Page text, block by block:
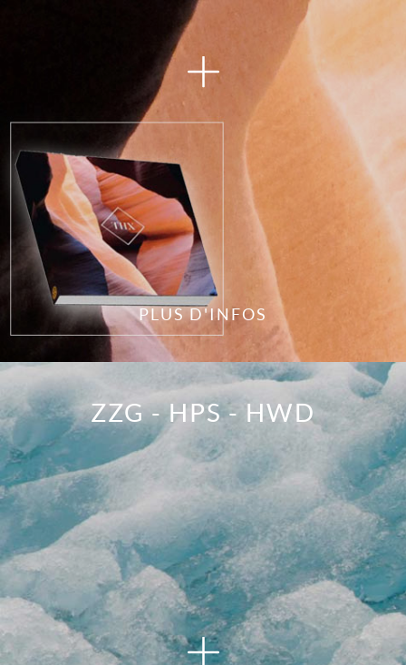
PLUS D'INFOS
ZZG - HPS - HWD